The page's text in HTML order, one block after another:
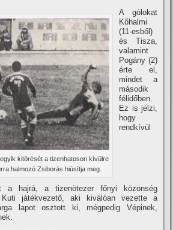
kitörését a tizenhatoson kí­vülre
halmozó Zsiborás hiúsí­tja meg.
A gólokat
Kőhalmi
(11-esből)
és Tisza,
valamint
Pogány (2)
érte el,
mindet a
második
félidőben.
Ez is jelzi,
hogy
rendkí­vül
a hajrá, a tizenötezer főnyi közönség
Kuti játékvezető, aki kiválóan vezette a
lapot osztott ki, mégpedig Vépinek,